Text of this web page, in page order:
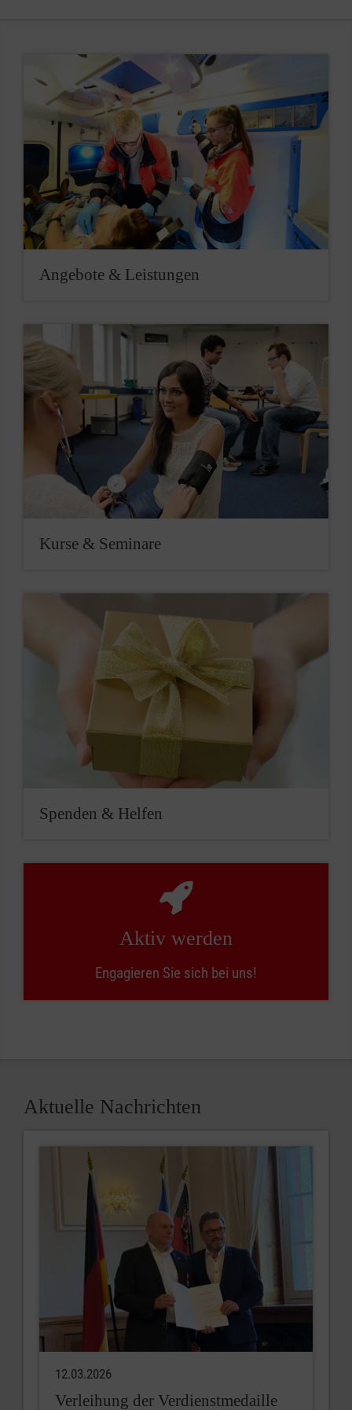
Angebote & Leistungen
Kurse & Seminare
Spenden & Helfen
Aktiv werden
Engagieren Sie sich bei uns!
Aktuelle Nachrichten
12.03.2026
Verleihung der Verdienstmedaille